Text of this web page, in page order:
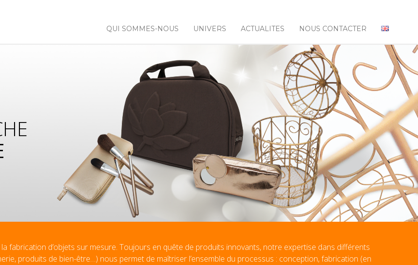
QUI SOMMES-NOUS UNIVERS ACTUALITES NOUS CONTACTER
fabrication d’objets sur mesure. Toujours en quête de produits innovants, notre expertise dans différents
produits de bien-être…) nous permet de maîtriser l’ensemble du processus : conception, fabrication (en